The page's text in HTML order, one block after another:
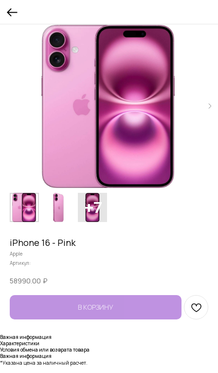
iPhone 16 - Pink
Apple
Артикул:
58990.00 ₽
В КОРЗИНУ
Важная информация
Характеристики
Условия обмена или возврата товара
Важная информация
*Указана цена за наличный расчет.